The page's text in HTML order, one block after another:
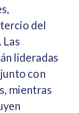
del
lideradas
con
mientras